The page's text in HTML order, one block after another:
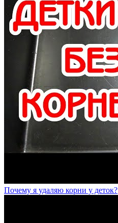
Почему я удаляю корни у деток?